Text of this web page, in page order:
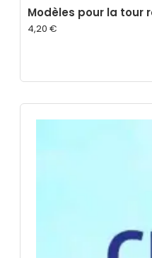
Modèles pour la tour
4,20 €